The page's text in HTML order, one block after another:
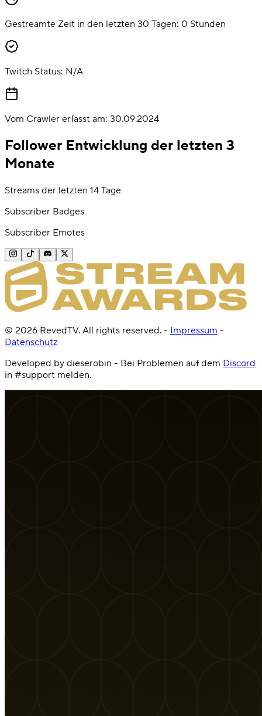
Gestreamte Zeit in den letzten 30 Tagen: 0 Stunden
Twitch Status: N/A
Vom Crawler erfasst am: 30.09.2024
Follower Entwicklung der letzten 3
Monate
Streams der letzten 14 Tage
Subscriber Badges
Subscriber Emotes
© 2026 RevedTV. All rights reserved. - Impressum -
Datenschutz
Developed by dieserobin - Bei Problemen auf dem Discord
in #support melden.